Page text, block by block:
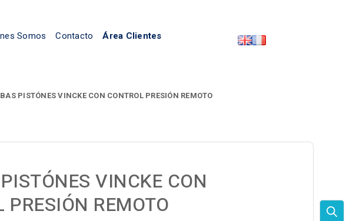
Somos Contacto Área Clientes
PISTÓNES VINCKE CON CONTROL PRESIÓN REMOTO
VINCKE CON
PRESIÓN REMOTO